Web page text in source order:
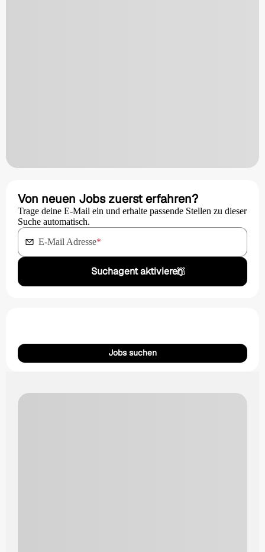
Von neuen Jobs zuerst erfahren?
Trage deine E-Mail ein und erhalte passende Stellen zu dieser
Suche automatisch.
E-Mail Adresse*
Suchagent aktivieren
Jobs suchen